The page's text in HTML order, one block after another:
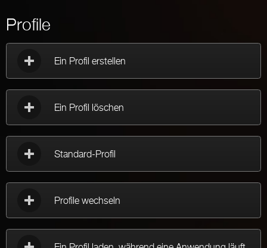
Profile
Ein Profil erstellen
Ein Profil löschen
Standard-Profil
Profile wechseln